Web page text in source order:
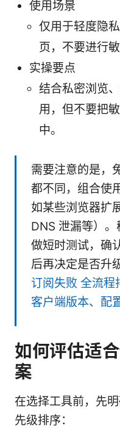
使用场景
仅用于轻度隐
页，不要进行敏
实操要点
结合私密浏览
用，但不要把
中。
需要注意的是，
都不同，组合使
如某些浏览器扩
DNS 泄漏等）
做短时测试，确
后再决定是否升
订阅失败 全流程
客户端版本、配
如何评估适
案
在选择工具前，先
先级排序：